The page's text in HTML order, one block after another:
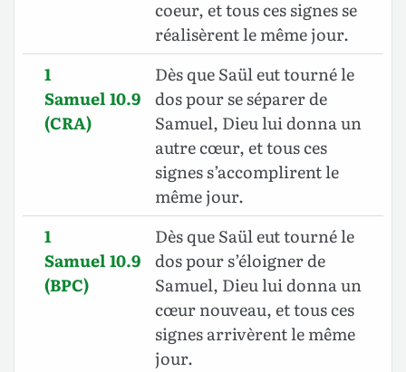
coeur, et tous ces signes se
réalisèrent le même jour.
1
Samuel 10.9
(CRA)
Dès que Saül eut tourné le
dos pour se séparer de
Samuel, Dieu lui donna un
autre cœur, et tous ces
signes s’accomplirent le
même jour.
1
Samuel 10.9
(BPC)
Dès que Saül eut tourné le
dos pour s’éloigner de
Samuel, Dieu lui donna un
cœur nouveau, et tous ces
signes arrivèrent le même
jour.